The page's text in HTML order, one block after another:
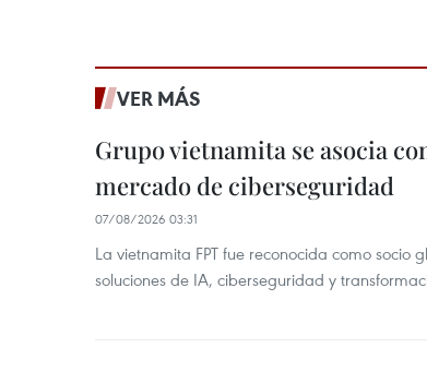
VER MÁS
Grupo vietnamita se asocia
mercado de ciberseguridad
07/08/2026 03:31
La vietnamita FPT fue reconocida como
soluciones de IA, ciberseguridad y